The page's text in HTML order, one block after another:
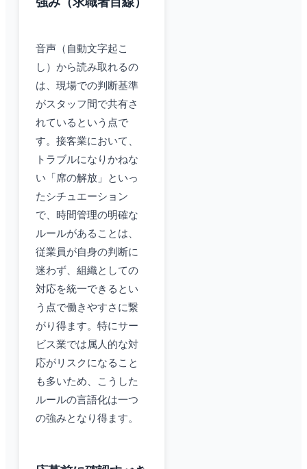
音声（自動文字起こ
し）から読み取れるの
は、現場での判断基準
がスタッフ間で共有さ
れているという点で
す。接客業において、
トラブルになりかねな
い「席の解放」といっ
たシチュエーション
で、時間管理の明確な
ルールがあることは、
従業員が自身の判断に
迷わず、組織としての
対応を統一できるとい
う点で働きやすさに繋
がり得ます。特にサー
ビス業では属人的な対
応がリスクになること
も多いため、こうした
ルールの言語化は一つ
の強みとなり得ます。